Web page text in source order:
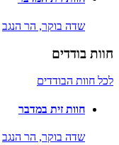
שדה בוקר, הר הנגב
חוות בודדים
לכל חוות הבודדים
חוות זית במדבר
שדה בוקר, הר הנגב